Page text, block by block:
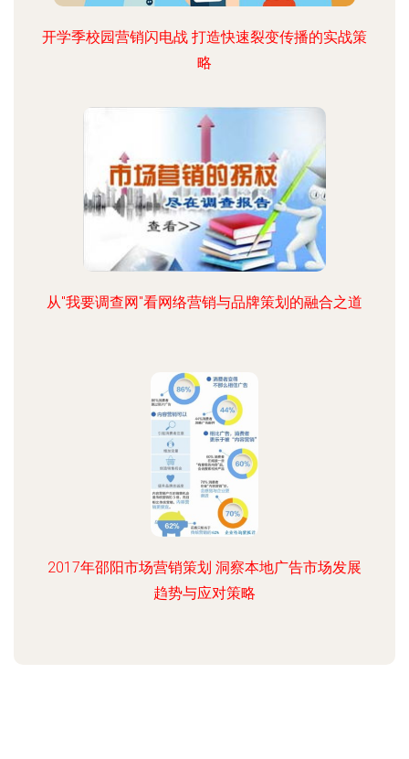
开学季校园营销闪电战 打造快速裂变传播的实战策
略
从"我要调查网"看网络营销与品牌策划的融合之道
2017年邵阳市场营销策划 洞察本地广告市场发展
趋势与应对策略